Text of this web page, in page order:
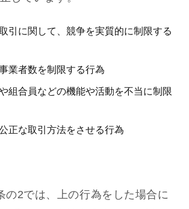
引に関して、競争を実質的に制限する
業者数を制限する行為
組合員などの機能や活動を不当に制限
正な取引方法をさせる行為
の2では、上の行為をした場合に